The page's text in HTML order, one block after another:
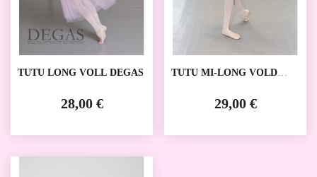
TUTU LONG VOLL DEGAS
28,00 €
TUTU MI-LONG VOLD
29,00 €